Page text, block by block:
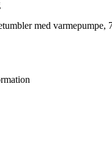
med varmepumpe,